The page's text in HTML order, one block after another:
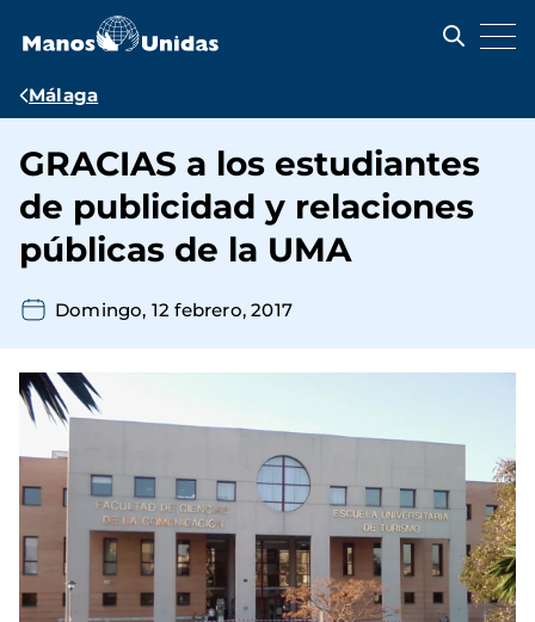
contenido
Ruta
navegación
Málaga
GRACIAS a los estudiantes
de publicidad y relaciones
públicas de la UMA
Domingo, 12 febrero, 2017